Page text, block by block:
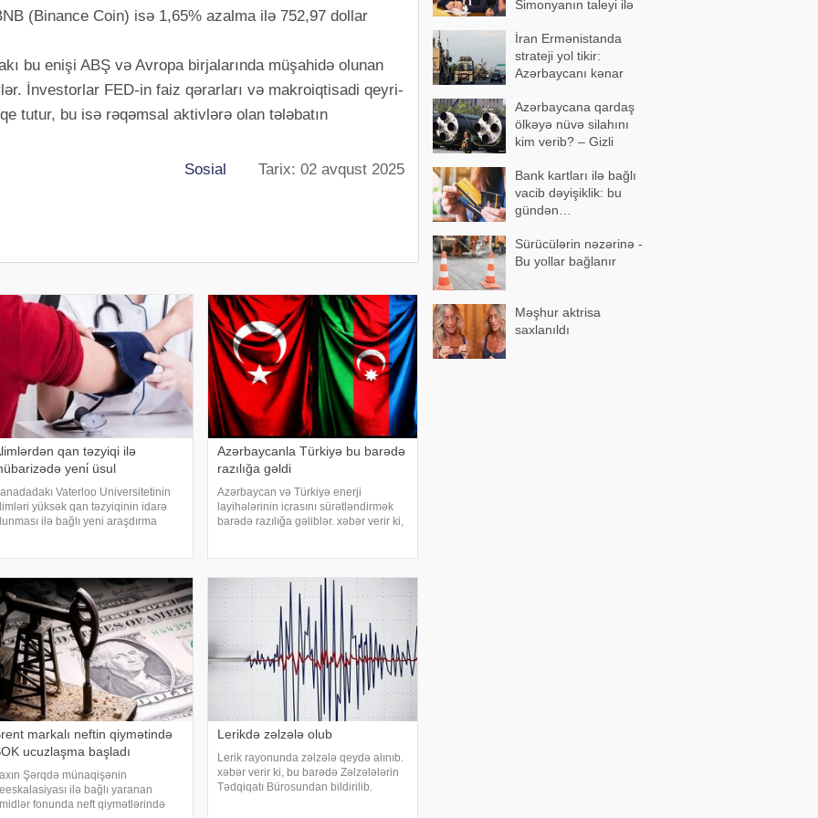
(Binance Coin) isə 1,65% azalma ilə 752,97 dollar
bu enişi ABŞ və Avropa birjalarında müşahidə olunan
İnvestorlar FED-in faiz qərarları və makroiqtisadi qeyri-
tutur, bu isə rəqəmsal aktivlərə olan tələbatın
Sosial Tarix: 02 avqust 2025
qan təzyiqi ilə
yeni̇ üsul
Vaterloo Universitetinin
yüksək qan təzyiqinin idarə
ilə bağlı yeni araşdırma
Azərbaycanla Türkiyə bu barədə
razılığa gəldi
Azərbaycan və Türkiyə enerji
layihələrinin icrasını sürətləndirmək
barədə razılığa gəliblər. xəbər verir ki,
markalı neftin qiymətində
ucuzlaşma başladı
Şərqdə münaqişənin
ilə bağlı yaranan
fonunda neft qiymətlərində
Lerikdə zəlzələ olub
Lerik rayonunda zəlzələ qeydə alınıb.
xəbər verir ki, bu barədə Zəlzələlərin
Tədqiqatı Bürosundan bildirilib.
Simonyanın taleyi ilə
İran Ermənistanda
strateji yol tikir:
Azərbaycanı kənar
formalaşır
Azərbaycana qardaş
ölkəyə nüvə silahını
kim verib? – Gizli
Bank kartları ilə bağlı
vacib dəyişiklik: bu
gündən…
Sürücülərin nəzərinə -
Bu yollar bağlanır
Məşhur aktrisa
saxlanıldı